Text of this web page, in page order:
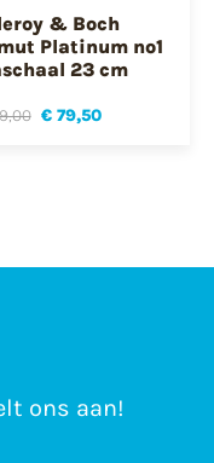
& Boch
Platinum no1
23 cm
€ 79,50
ons aan!